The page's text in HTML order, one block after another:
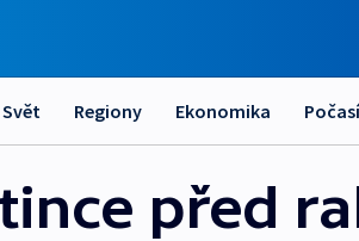
Svět Regiony Ekonomika Počasí
před